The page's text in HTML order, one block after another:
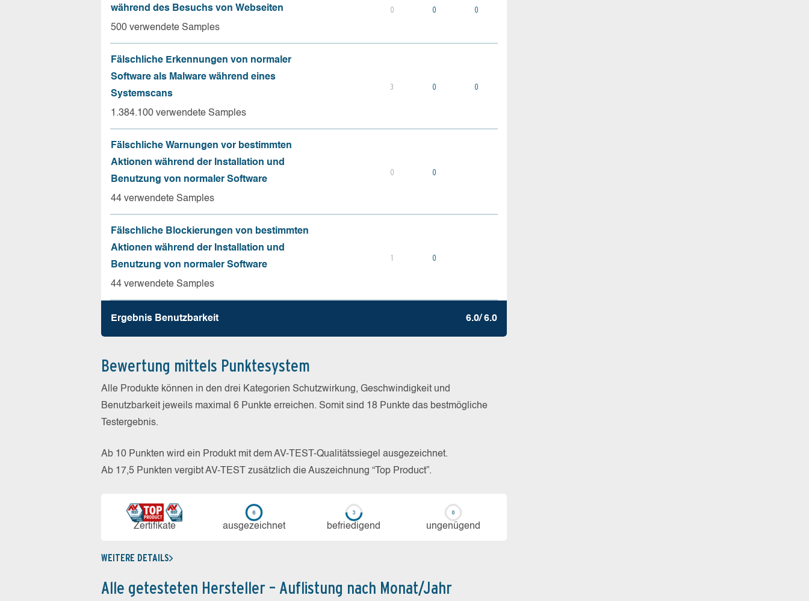
während des Besuchs von Webseiten
500 verwendete Samples
0 0 0
Fälschliche Erkennungen von normaler
Software als Malware während eines
Systemscans
1.384.100 verwendete Samples
3 0 0
Fälschliche Warnungen vor bestimmten
Aktionen während der Installation und
Benutzung von normaler Software
44 verwendete Samples
0 0
Fälschliche Blockierungen von bestimmten
Aktionen während der Installation und
Benutzung von normaler Software
44 verwendete Samples
1 0
Ergebnis Benutz­barkeit 6.0/ 6.0
Bewertung mittels Punktesystem
Alle Produkte können in den drei Kategorien Schutzwirkung, Geschwindigkeit und
Benutzbarkeit jeweils maximal 6 Punkte erreichen. Somit sind 18 Punkte das bestmögliche
Testergebnis.
Ab 10 Punkten wird ein Produkt mit dem AV-TEST-Qualitätssiegel ausgezeichnet.
Ab 17,5 Punkten vergibt AV-TEST zusätzlich die Auszeichnung “Top Product”.
Zerti­fikate aus­ge­zeich­net be­frie­di­gend un­ge­nü­gend
WEITERE DETAILS
Alle getesteten Hersteller – Auflistung nach Monat/Jahr